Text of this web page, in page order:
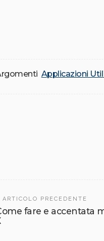
Applicazioni
ARTICOLO PRECEDENTE
fare e accentata